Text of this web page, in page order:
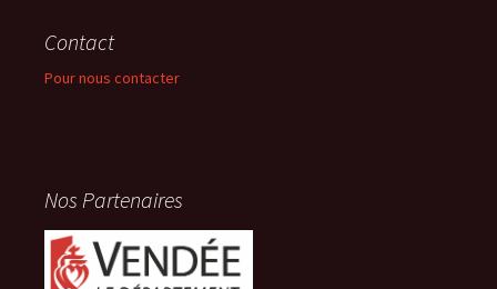
Contact
Pour nous contacter
Nos Partenaires